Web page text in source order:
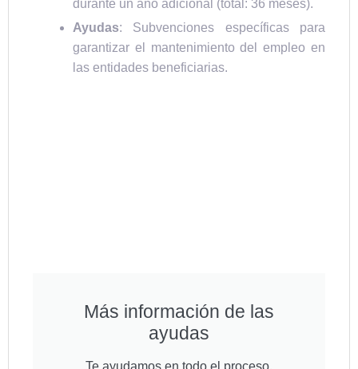
durante un año adicional (total: 36 meses).
Ayudas: Subvenciones específicas para
garantizar el mantenimiento del empleo en
las entidades beneficiarias.
Más información de las
ayudas
Te ayudamos en todo el proceso.